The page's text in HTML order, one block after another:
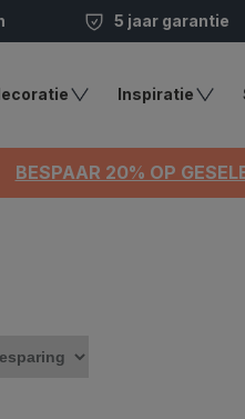
5 jaar garantie
Inspiratie
BESPAAR 20% OP